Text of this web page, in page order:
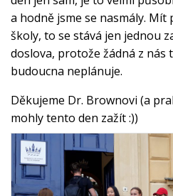
a hodně jsme se nasmály.
školy, to se stává jen jednou
doslova, protože žádná z nás
budoucna neplánuje.
Děkujeme Dr. Brownovi (a
mohly tento den zažít :))